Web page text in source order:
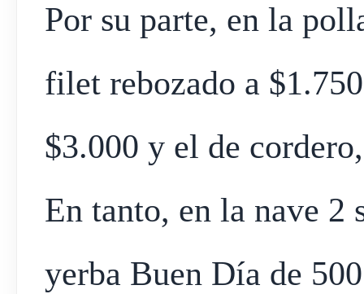
Por su parte, en la
filet rebozado a
$3.000 y el de
En tanto, en la nave 2
yerba Buen Día de